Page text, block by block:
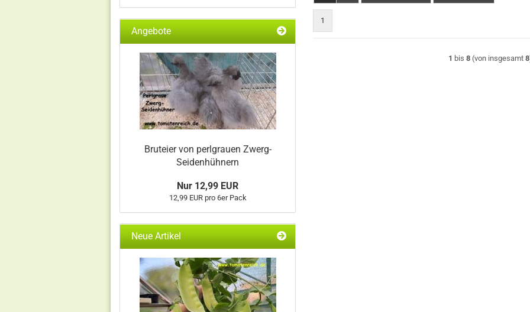
1
1 bis 8(von insgesamt 8
Angebote
Bruteier von perlgrauen Zwerg-
Seidenhühnern
Nur 12,99 EUR
12,99 EUR pro 6er Pack
Neue Artikel